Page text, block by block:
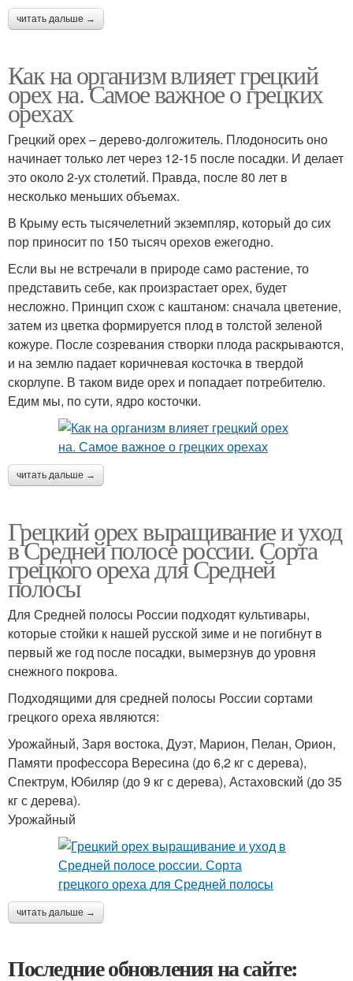
читать дальше →
Как на организм влияет грецкий
орех на. Самое важное о грецких
орехах
Грецкий орех – дерево-долгожитель. Плодоносить оно
начинает только лет через 12-15 после посадки. И делает
это около 2-ух столетий. Правда, после 80 лет в
несколько меньших объемах.
В Крыму есть тысячелетний экземпляр, который до сих
пор приносит по 150 тысяч орехов ежегодно.
Если вы не встречали в природе само растение, то
представить себе, как произрастает орех, будет
несложно. Принцип схож с каштаном: сначала цветение,
затем из цветка формируется плод в толстой зеленой
кожуре. После созревания створки плода раскрываются,
и на землю падает коричневая косточка в твердой
скорлупе. В таком виде орех и попадает потребителю.
Едим мы, по сути, ядро косточки.
читать дальше →
Грецкий орех выращивание и уход
в Средней полосе россии. Сорта
грецкого ореха для Средней
полосы
Для Средней полосы России подходят культивары,
которые стойки к нашей русской зиме и не погибнут в
первый же год после посадки, вымерзнув до уровня
снежного покрова.
Подходящими для средней полосы России сортами
грецкого ореха являются:
Урожайный, Заря востока, Дуэт, Марион, Пелан, Орион,
Памяти профессора Вересина (до 6,2 кг с дерева),
Спектрум, Юбиляр (до 9 кг с дерева), Астаховский (до 35
кг с дерева).
Урожайный
читать дальше →
Последние обновления на сайте: